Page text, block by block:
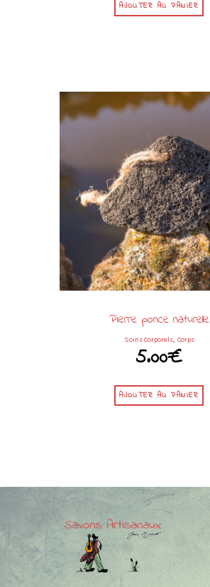
AJOUTER AU PANIER
Pierre ponce naturelle
Soins Corporels, Corps
5.00€
AJOUTER AU PANIER